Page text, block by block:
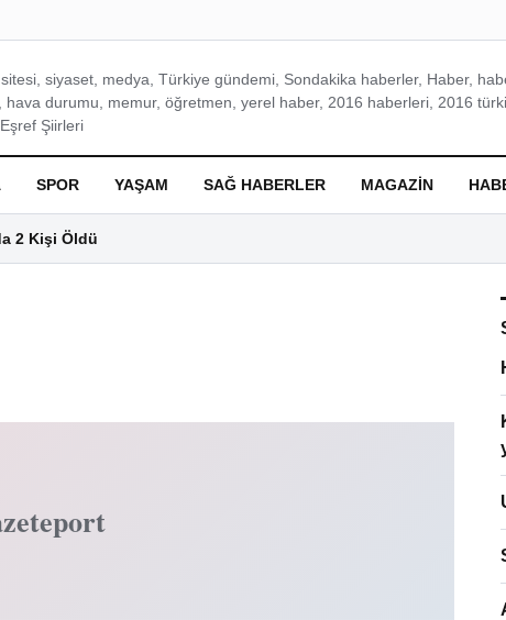
siyaset, medya, Türkiye gündemi, Sondakika haberler, Haber,
hava durumu, memur, öğretmen, yerel haber, 2016 haberleri, 2016
Şiirleri
SPOR YAŞAM SAĞ HABERLER MAGAZIN
2 Kişi Öldü